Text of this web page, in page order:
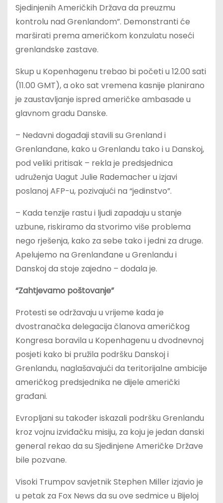
Sjedinjenih Američkih Država da preuzmu
kontrolu nad Grenlandom”. Demonstranti će
marširati prema američkom konzulatu noseći
grenlandske zastave.
Skup u Kopenhagenu trebao bi početi u 12.00 sati
(11.00 GMT), a oko sat vremena kasnije planirano
je zaustavljanje ispred američke ambasade u
glavnom gradu Danske.
– Nedavni događaji stavili su Grenland i
Grenlanđane, kako u Grenlandu tako i u Danskoj,
pod veliki pritisak – rekla je predsjednica
udruženja Uagut Julie Rademacher u izjavi
poslanoj AFP-u, pozivajući na “jedinstvo”.
– Kada tenzije rastu i ljudi zapadaju u stanje
uzbune, riskiramo da stvorimo više problema
nego rješenja, kako za sebe tako i jedni za druge.
Apelujemo na Grenlanđane u Grenlandu i
Danskoj da stoje zajedno – dodala je.
“Zahtjevamo poštovanje”
Protesti se održavaju u vrijeme kada je
dvostranačka delegacija članova američkog
Kongresa boravila u Kopenhagenu u dvodnevnoj
posjeti kako bi pružila podršku Danskoj i
Grenlandu, naglašavajući da teritorijalne ambicije
američkog predsjednika ne dijele američki
građani.
Evropljani su također iskazali podršku Grenlandu
kroz vojnu izviđačku misiju, za koju je jedan danski
general rekao da su Sjedinjene Američke Države
bile pozvane.
Visoki Trumpov savjetnik Stephen Miller izjavio je
u petak za Fox News da su ove sedmice u Bijeloj